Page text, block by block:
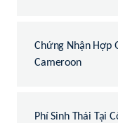
Chứng Nhận Hợp
Cameroon
Phí Sinh Thái Tại